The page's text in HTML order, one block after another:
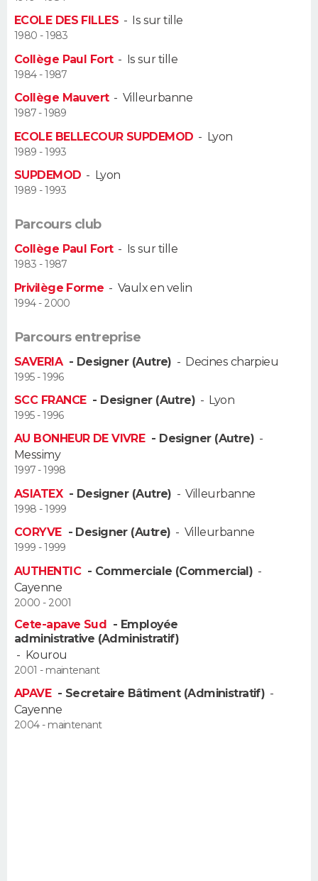
Alimentation
Guide de la santé
Maladies
Médicaments
Sommeil
VOYAGE
Destinations
City break
Voyage nature
Voyage de noces
Forum
Climat
+
PHOTO
GUIDES D'ACHAT
BONS PLANS
Carte de Noël
Carte Bonne année
Carte Saint-Valentin
Carte Pâques
Carte d'anniversaire
Dictionnaire
Biographies
Citations
Expressions
Proverbes
PROGRAMME TV
COPAINS D'AVANT
S'inscrire
Se connecter
Lycées
Collèges
Primaires
Universités
Entreprises
Service militaire
Avis de recherche
AVIS DE DÉCÈS
FORUM
Bricolage
Lifestyle
Culture
Sport
Auto
Television
Voyage
Cinema
ECOLE DES FILLES - Is sur tille
1980 - 1983
Collège Paul Fort- Is sur tille
1984 - 1987
Collège Mauvert- Villeurbanne
1987 - 1989
ECOLE BELLECOUR SUPDEMOD - Lyon
1989 - 1993
SUPDEMOD - Lyon
1989 - 1993
Parcours club
Collège Paul Fort- Is sur tille
1983 - 1987
Privilège Forme - Vaulx en velin
1994 - 2000
Parcours entreprise
SAVERIA - Designer (Autre) - Decines charpieu
1995 - 1996
SCC FRANCE - Designer (Autre) - Lyon
1995 - 1996
AU BONHEUR DE VIVRE - Designer (Autre) -
Messimy
1997 - 1998
ASIATEX - Designer (Autre) -Villeurbanne
1998 - 1999
CORYVE - Designer (Autre) - Villeurbanne
1999 - 1999
AUTHENTIC - Commerciale (Commercial) -
Cayenne
2000 - 2001
Cete-apave Sud - Employée
administrative (Administratif)
- Kourou
2001 - maintenant
APAVE - Secretaire Bâtiment (Administratif) -
Cayenne
2004 - maintenant